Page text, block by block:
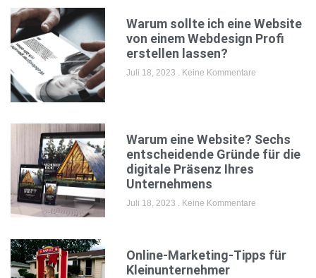
Warum sollte ich eine Website
von einem Webdesign Profi
erstellen lassen?
Juli 18, 2023 Keine Kommentare
Warum eine Website? Sechs
entscheidende Gründe für die
digitale Präsenz Ihres
Unternehmens
Juli 18, 2023 Keine Kommentare
Online-Marketing-Tipps für
Kleinunternehmer